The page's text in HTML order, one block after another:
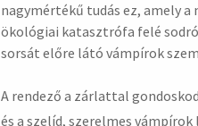
nagymértékű tudás ez, amely
ökológiai katasztrófa felé
sorsát előre látó vámpírok
A rendező a zárlattal
és a szelíd, szerelmes